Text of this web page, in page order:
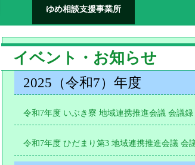
ゆめ相談支援事業所
イベント・お知らせ
2025（令和7）年度
令和7年度 いぶき寮 地域連携推進会議 会議録
令和7年度 ひだまり第3 地域連携推進会議 会